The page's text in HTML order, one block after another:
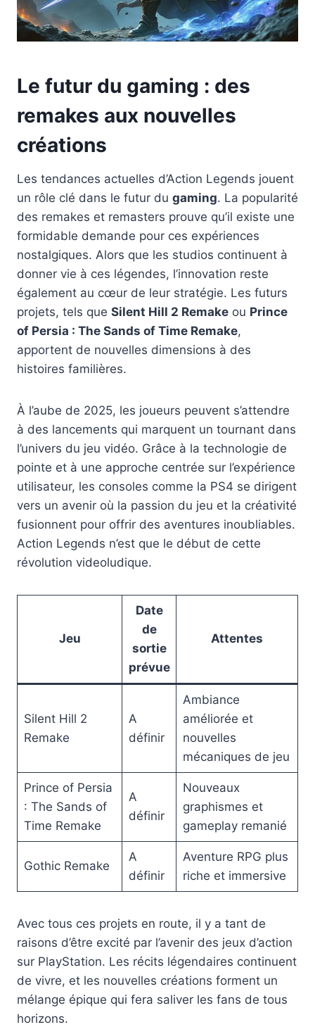
Le futur du gaming : des
remakes aux nouvelles
créations
Les tendances actuelles d’Action Legends jouent
un rôle clé dans le futur du gaming. La popularité
des remakes et remasters prouve qu’il existe une
formidable demande pour ces expériences
nostalgiques. Alors que les studios continuent à
donner vie à ces légendes, l’innovation reste
également au cœur de leur stratégie. Les futurs
projets, tels que Silent Hill 2 Remake ou Prince
of Persia : The Sands of Time Remake,
apportent de nouvelles dimensions à des
histoires familières.
À l’aube de 2025, les joueurs peuvent s’attendre
à des lancements qui marquent un tournant dans
l’univers du jeu vidéo. Grâce à la technologie de
pointe et à une approche centrée sur l’expérience
utilisateur, les consoles comme la PS4 se dirigent
vers un avenir où la passion du jeu et la créativité
fusionnent pour offrir des aventures inoubliables.
Action Legends n’est que le début de cette
révolution videoludique.
Jeu
Date
de
sortie
prévue
Attentes
Silent Hill 2
Remake
A
définir
Ambiance
améliorée et
nouvelles
mécaniques de jeu
Prince of Persia
: The Sands of
Time Remake
A
définir
Nouveaux
graphismes et
gameplay remanié
Gothic Remake
A
définir
Aventure RPG plus
riche et immersive
Avec tous ces projets en route, il y a tant de
raisons d’être excité par l’avenir des jeux d’action
sur PlayStation. Les récits légendaires continuent
de vivre, et les nouvelles créations forment un
mélange épique qui fera saliver les fans de tous
horizons.